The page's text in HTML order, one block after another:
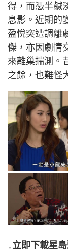
得，而憑半鹹
息影。近期的
盈悅突遭調離
傑，亦因劇情
來離巢揣測。
之餘，也難怪
↓立即下載星